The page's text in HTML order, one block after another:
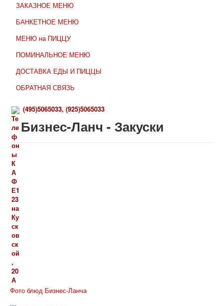
ЗАКАЗНОЕ МЕНЮ
БАНКЕТНОЕ МЕНЮ
МЕНЮ на ПИЦЦУ
ПОМИНАЛЬНОЕ МЕНЮ
ДОСТАВКА ЕДЫ И ПИЦЦЫ
ОБРАТНАЯ СВЯЗЬ
(495)5065033, (925)5065033
Бизнес-Ланч - Закуски
Фото блюд Бизнес-Ланча